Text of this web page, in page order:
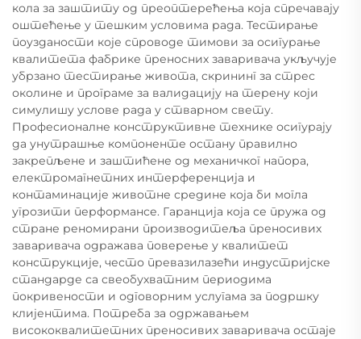
кола за заштиту од преоптерећења која спречавају
оштећење у тешким условима рада. Тестирање
поузданости које спроводе тимови за осигурање
квалитета фабрике преносних заваривача укључује
убрзано тестирање живота, скрининг за стрес
околине и програме за валидацију на терену који
симулишу услове рада у стварном свету.
Професионалне конструктивне технике осигурају
да унутрашње компоненте остану правилно
закрепљене и заштићене од механичког напора,
електромагнетних интерференција и
контаминације животне средине која би могла
угрозити перформансе. Гаранција која се пружа од
стране реномирани производитеља преносивих
заваривача одражава поверење у квалитет
конструкције, често превазилазећи индустријске
стандарде са свеобухватним периодима
покривености и одговорним услугама за подршку
клијентима. Потреба за одржавањем
висококвалитетних преносивих заваривача остаје